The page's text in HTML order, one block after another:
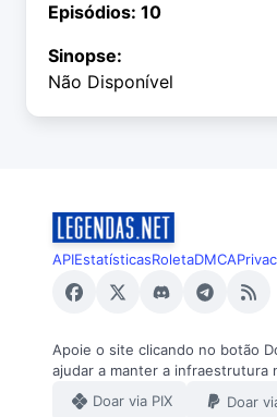
Episódios: 10
Sinopse:
Não Disponível
APIEstatísticasRoletaDMCA
Apoie o site clicando no botão
ajudar a manter a infraestrutura
Doar via PIX
Doar